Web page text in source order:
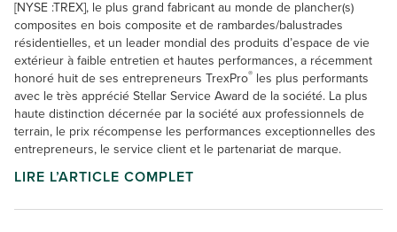
[NYSE :TREX], le plus grand fabricant au monde de plancher(s)
composites en bois composite et de rambardes/balustrades
résidentielles, et un leader mondial des produits d’espace de vie
extérieur à faible entretien et hautes performances, a récemment
honoré huit de ses entrepreneurs TrexPro® les plus performants
avec le très apprécié Stellar Service Award de la société. La plus
haute distinction décernée par la société aux professionnels de
terrain, le prix récompense les performances exceptionnelles des
entrepreneurs, le service client et le partenariat de marque.
LIRE L’ARTICLE COMPLET